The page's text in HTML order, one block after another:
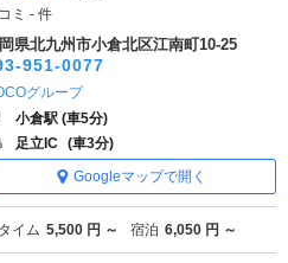
ミ - 件
県北九州市小倉北区江南町10-25
951-0077
グループ
小倉駅 (車5分)
足立IC (車3分)
Googleマップで開く
イム 5,500 円 ～ 宿泊 6,050 円 ～